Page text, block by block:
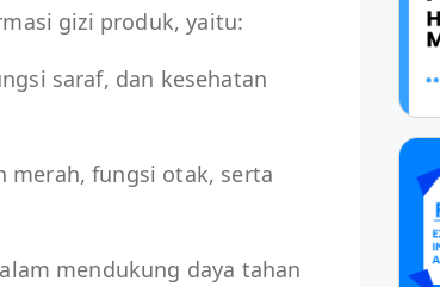
gizi produk, yaitu:
saraf, dan kesehatan
merah, fungsi otak, serta
mendukung daya tahan